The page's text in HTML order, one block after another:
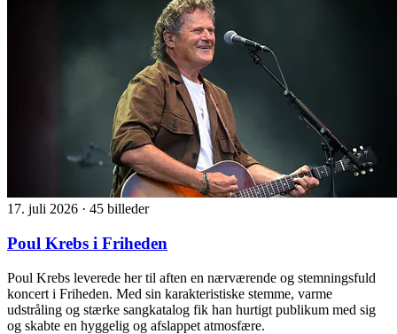
17. juli 2026 · 45 billeder
Poul Krebs i Friheden
Poul Krebs leverede her til aften en nærværende og stemningsfuld
koncert i Friheden. Med sin karakteristiske stemme, varme
udstråling og stærke sangkatalog fik han hurtigt publikum med sig
og skabte en hyggelig og afslappet atmosfære.